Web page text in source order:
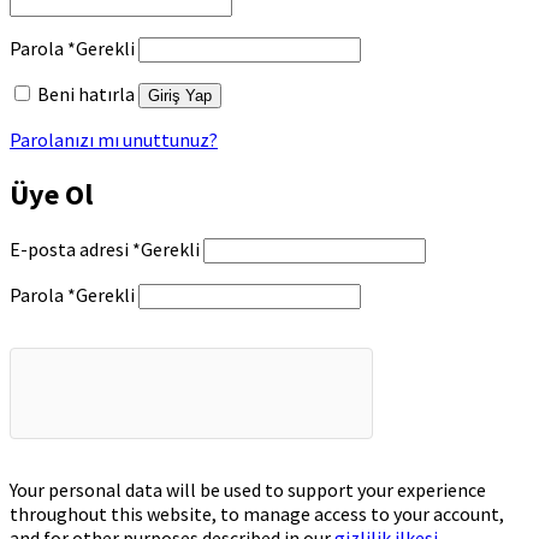
Parola *Gerekli
Beni hatırla
Giriş Yap
Parolanızı mı unuttunuz?
Üye Ol
E-posta adresi *Gerekli
Parola *Gerekli
Your personal data will be used to support your experience
throughout this website, to manage access to your account,